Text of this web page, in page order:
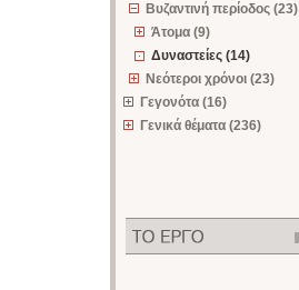
Βυζαντινή περίοδος (23)
Άτομα (9)
Δυναστείες (14)
Νεότεροι χρόνοι (23)
Γεγονότα (16)
Γενικά θέματα (236)